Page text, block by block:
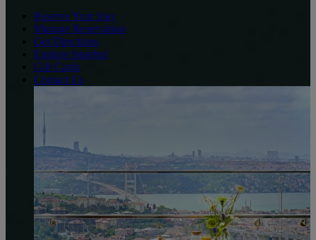
Reserve Your Stay
Manage Reservation
Get Directions
Explore Istanbul
Gift Cards
Contact Us